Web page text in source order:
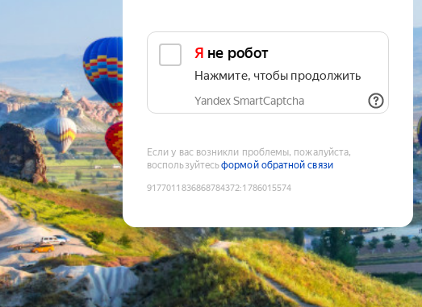
Я не робот
Нажмите, чтобы продолжить
Yandex SmartCaptcha
Если у вас возникли проблемы, пожалуйста,
воспользуйтесьформой обратной связи
9177011836868784372:1786015574